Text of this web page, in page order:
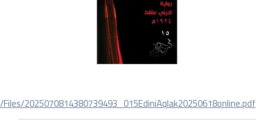
2025070814380739493_015EdiniAqlak20250618online.pdf